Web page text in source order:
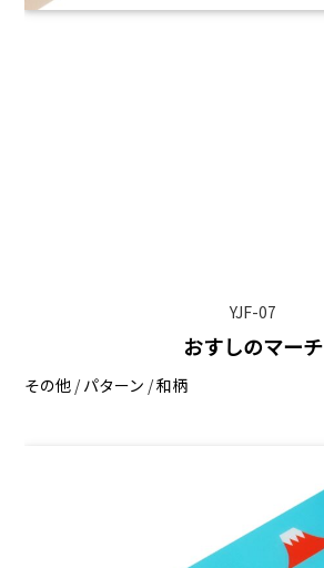
YJF-07
おすしのマーチ
その他 /パターン /和柄